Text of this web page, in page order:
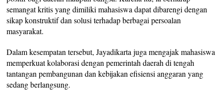
semangat kritis yang dimiliki mahasiswa dapat dibarengi dengan
sikap konstruktif dan solusi terhadap berbagai persoalan
masyarakat.
Dalam kesempatan tersebut, Jayadikarta juga mengajak mahasiswa
memperkuat kolaborasi dengan pemerintah daerah di tengah
tantangan pembangunan dan kebijakan efisiensi anggaran yang
sedang berlangsung.